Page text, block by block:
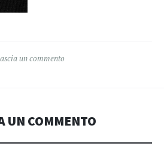
un commento
UN COMMENTO